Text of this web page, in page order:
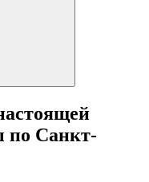
по Санкт-